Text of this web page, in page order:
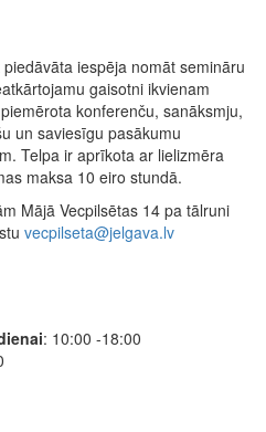
iespēja nomāt semināru
gaisotni ikvienam
konferenču, sanāksmju,
un saviesīgu pasākumu
Telpa ir aprīkota ar lielizmēra
maksa 10 eiro stundā.
Mājā Vecpilsētas 14 pa tālruni
vecpilseta@jelgava.lv
: 10:00 -18:00